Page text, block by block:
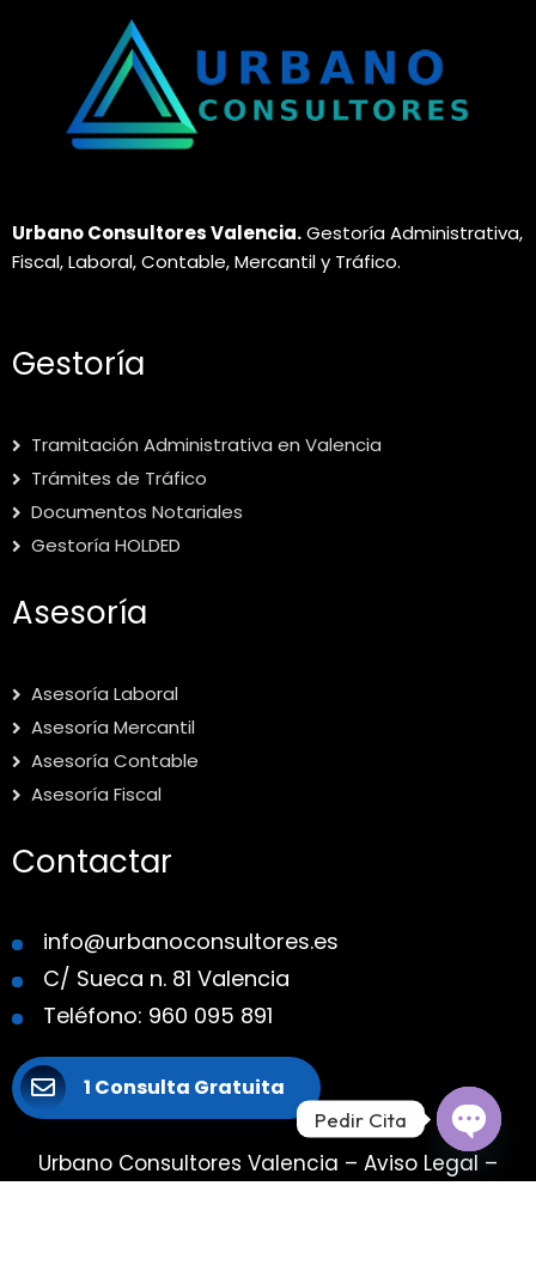
Urbano Consultores Valencia.Gestoría Administrativa,
Fiscal, Laboral, Contable, Mercantil y Tráfico.
Gestoría
Tramitación Administrativa en Valencia
Trámites de Tráfico
Documentos Notariales
Gestoría HOLDED
Asesoría
Asesoría Laboral
Asesoría Mercantil
Asesoría Contable
Asesoría Fiscal
Contactar
info@urbanoconsultores.es
C/ Sueca n. 81 Valencia
Teléfono: 960 095 891
1 Consulta Gratuita
Urbano Consultores Valencia – Aviso Legal –
Pedir Cita
Open